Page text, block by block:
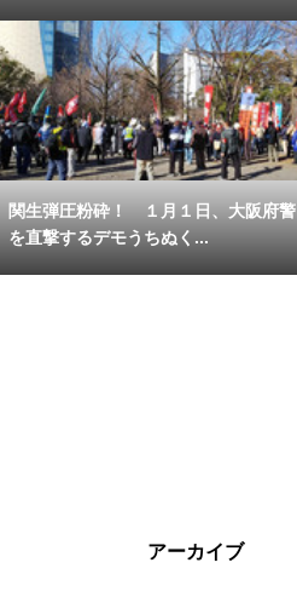
関生弾圧粉砕！ １月１日、大阪府警
を直撃するデモうちぬく...
アーカイブ